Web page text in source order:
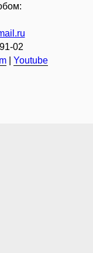
02
Youtube